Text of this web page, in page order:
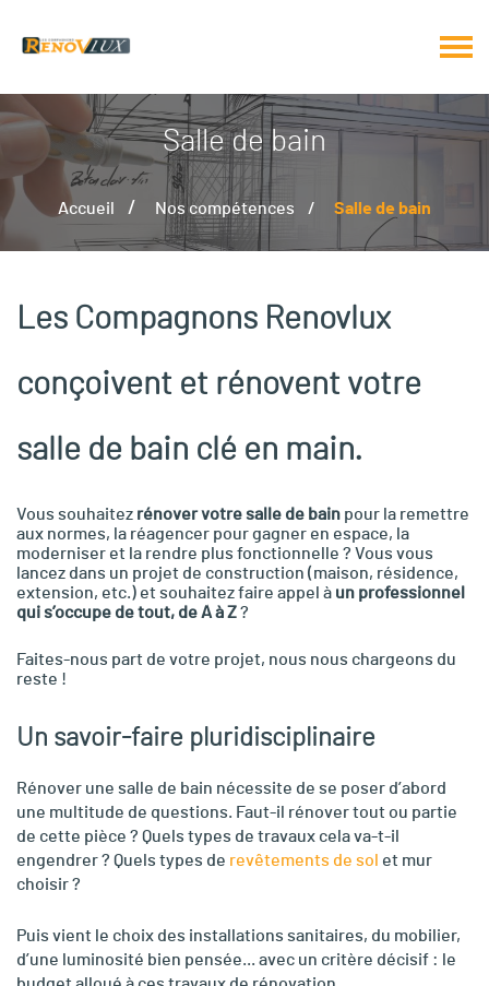
Salle de bain
Accueil Nos compétences Salle de bain
Les Compagnons Renovlux
conçoivent et rénovent votre
salle de bain clé en main.
Vous souhaitez rénover votre salle de bain pour la remettre
aux normes, la réagencer pour gagner en espace, la
moderniser et la rendre plus fonctionnelle ? Vous vous
lancez dans un projet de construction (maison, résidence,
extension, etc.) et souhaitez faire appel à un professionnel
qui s’occupe de tout, de A à Z?
Faites-nous part de votre projet, nous nous chargeons du
reste !
Un savoir-faire pluridisciplinaire
Rénover une salle de bain nécessite de se poser d’abord
une multitude de questions. Faut-il rénover tout ou partie
de cette pièce ? Quels types de travaux cela va-t-il
engendrer ? Quels types de revêtements de sol et mur
choisir ?
Puis vient le choix des installations sanitaires, du mobilier,
d’une luminosité bien pensée... avec un critère décisif : le